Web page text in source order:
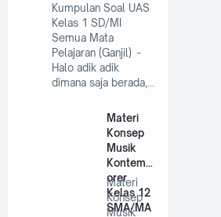
Kumpulan Soal UAS
Kelas 1 SD/MI
Semua Mata
Pelajaran (Ganjil) -
Halo adik adik
dimana saja berada,…
Materi
Konsep
Musik
Kontemp
orer
Kelas 12
SMA/MA
Materi
Konsep
Musik